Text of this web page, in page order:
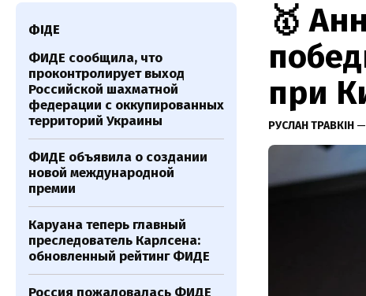
🥇
при
РУСЛАН ТРАВКІН —
ФІДЕ
ФИДЕ сообщила, что
проконтролирует выход
Российской шахматной
федерации с оккупированных
территорий Украины
ФИДЕ объявила о создании
новой международной
премии
Каруана теперь главный
преследователь Карлсена:
обновленный рейтинг ФИДЕ
Россия пожаловалась ФИДЕ